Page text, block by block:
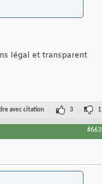
légal et transparent
avec citation 3 1
#663